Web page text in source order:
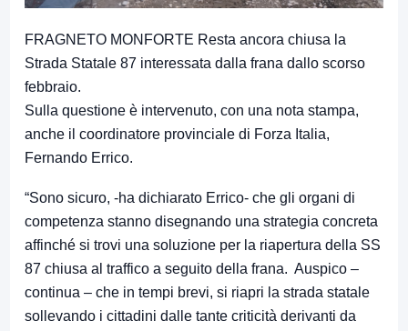
FRAGNETO MONFORTE Resta ancora chiusa la
Strada Statale 87 interessata dalla frana dallo scorso
febbraio.
Sulla questione è intervenuto, con una nota stampa,
anche il coordinatore provinciale di Forza Italia,
Fernando Errico.
“Sono sicuro, -ha dichiarato Errico- che gli organi di
competenza stanno disegnando una strategia concreta
affinché si trovi una soluzione per la riapertura della SS
87 chiusa al traffico a seguito della frana. Auspico –
continua – che in tempi brevi, si riapri la strada statale
sollevando i cittadini dalle tante criticità derivanti da